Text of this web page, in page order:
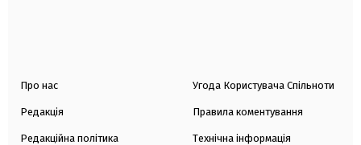
Про нас
Редакція
Редакційна політика
Угода Користувача Спільноти
Правила коментування
Технічна інформація